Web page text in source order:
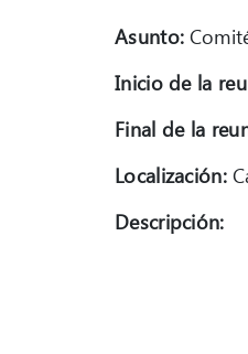
Asunto:
Inicio de la
Final de la
Localización:
Descripción: